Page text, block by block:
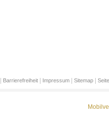
Barrierefreiheit| Impressum| Sitemap|